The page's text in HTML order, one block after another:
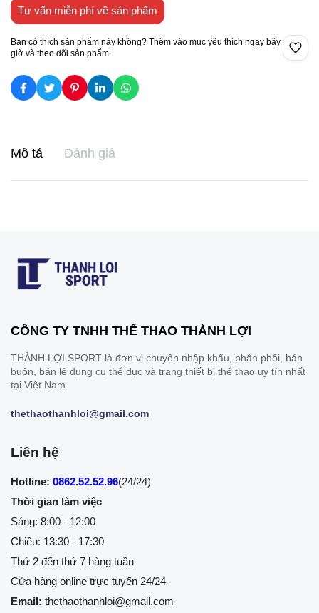
Tư vấn miễn phí về sản phẩm
Bạn có thích sản phẩm này không? Thêm vào mục yêu thích ngay bây
giờ và theo dõi sản phẩm.
Mô tả Đánh giá
CÔNG TY TNHH THỂ THAO THÀNH LỢI
THÀNH LỢI SPORT là đơn vị chuyên nhập khẩu, phân phối, bán
buôn, bán lẻ dụng cụ thể dục và trang thiết bị thể thao uy tín nhất
tại Việt Nam.
thethaothanhloi@gmail.com
Liên hệ
Hotline: 0862.52.52.96(24/24)
Thời gian làm việc
Sáng: 8:00 - 12:00
Chiều: 13:30 - 17:30
Thứ 2 đến thứ 7 hàng tuần
Cửa hàng online trực tuyến 24/24
Email: thethaothanhloi@gmail.com